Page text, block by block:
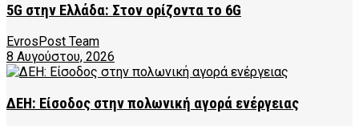
5G στην Ελλάδα: Στον ορίζοντα το 6G
EvrosPost Team
8 Αυγούστου, 2026
ΔΕΗ: Είσοδος στην πολωνική αγορά ενέργειας